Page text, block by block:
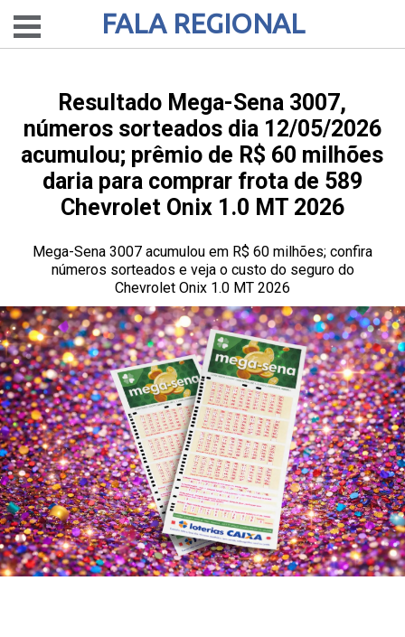
FALA REGIONAL
Resultado Mega-Sena 3007,
números sorteados dia 12/05/2026
acumulou; prêmio de R$ 60 milhões
daria para comprar frota de 589
Chevrolet Onix 1.0 MT 2026
Mega-Sena 3007 acumulou em R$ 60 milhões; confira
números sorteados e veja o custo do seguro do
Chevrolet Onix 1.0 MT 2026